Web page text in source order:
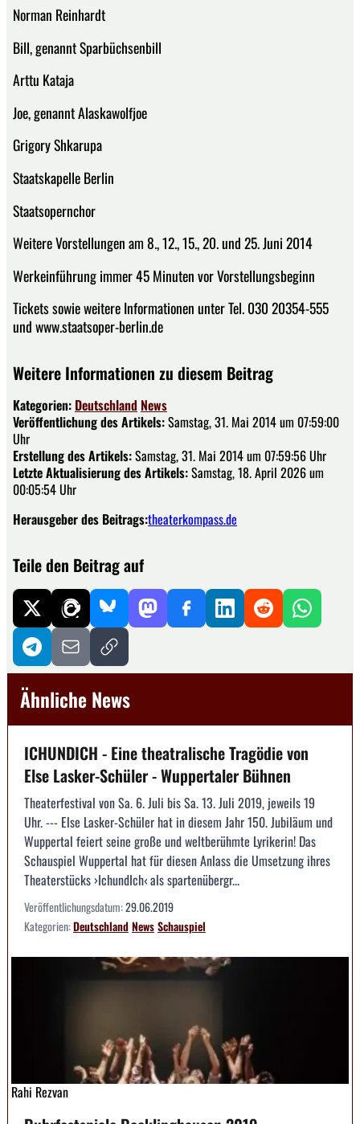
Norman Reinhardt
Bill, genannt Sparbüchsenbill
Arttu Kataja
Joe, genannt Alaskawolfjoe
Grigory Shkarupa
Staatskapelle Berlin
Staatsopernchor
Weitere Vorstellungen am 8., 12., 15., 20. und 25. Juni 2014
Werkeinführung immer 45 Minuten vor Vorstellungsbeginn
Tickets sowie weitere Informationen unter Tel. 030 20354-555
und www.staatsoper-berlin.de
Weitere Informationen zu diesem Beitrag
Kategorien: Deutschland News
Veröffentlichung des Artikels:Samstag, 31. Mai 2014 um 07:59:00
Uhr
Erstellung des Artikels:Samstag, 31. Mai 2014 um 07:59:56 Uhr
Letzte Aktualisierung des Artikels:Samstag, 18. April 2026 um
00:05:54 Uhr
Herausgeber des Beitrags:theaterkompass.de
Teile den Beitrag auf
Ähnliche News
ICHUNDICH - Eine theatralische Tragödie von
Else Lasker-Schüler - Wuppertaler Bühnen
Theaterfestival von Sa. 6. Juli bis Sa. 13. Juli 2019, jeweils 19
Uhr. --- Else Lasker-Schüler hat in diesem Jahr 150. Jubiläum und
Wuppertal feiert seine große und weltberühmte Lyrikerin! Das
Schauspiel Wuppertal hat für diesen Anlass die Umsetzung ihres
Theaterstücks ›IchundIch‹ als spartenübergr...
Veröffentlichungsdatum:29.06.2019
Kategorien:DeutschlandNewsSchauspiel
Rahi Rezvan